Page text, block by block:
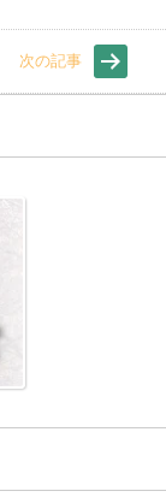
次の記事